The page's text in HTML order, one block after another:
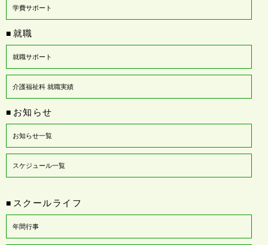
学費サポート
■ 就職
就職サポート
介護福祉科 就職実績
■ お知らせ
お知らせ一覧
スケジュール一覧
■ スクールライフ
年間行事